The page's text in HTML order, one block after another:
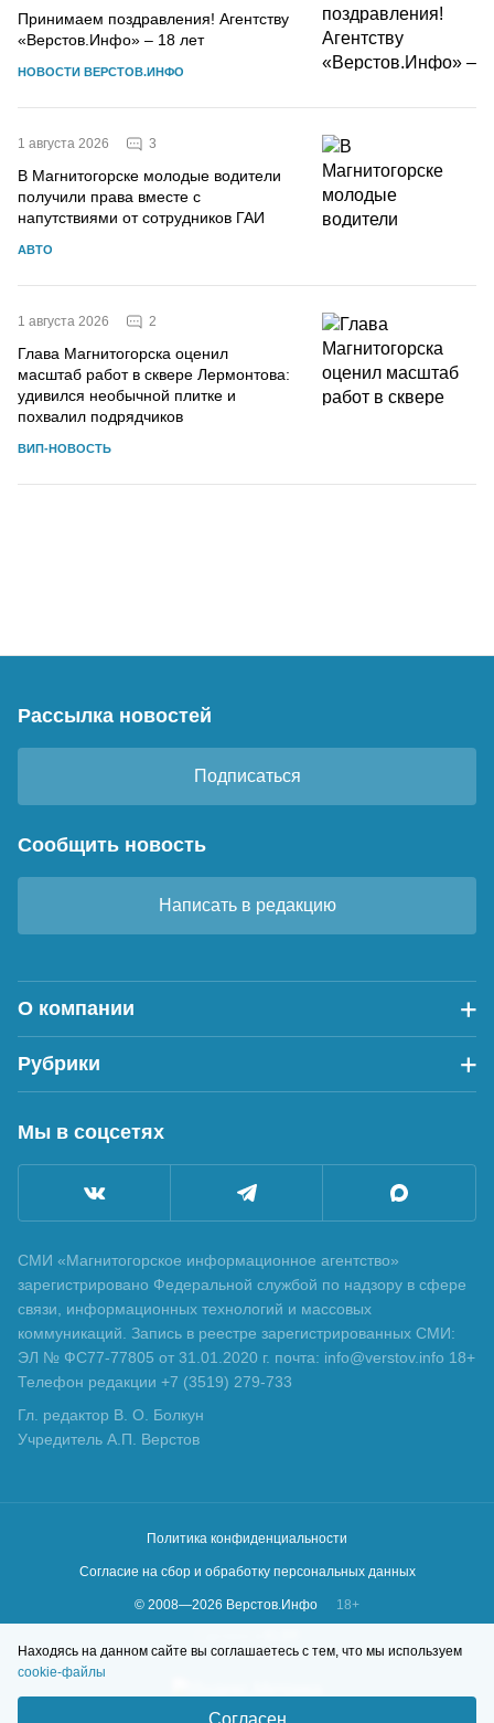
Принимаем поздравления! Агентству
«Верстов.Инфо» – 18 лет
НОВОСТИ ВЕРСТОВ.ИНФО
1 августа 2026 3
В Магнитогорске молодые водители
получили права вместе с
напутствиями от сотрудников ГАИ
АВТО
1 августа 2026 2
Глава Магнитогорска оценил
масштаб работ в сквере Лермонтова:
удивился необычной плитке и
похвалил подрядчиков
ВИП-НОВОСТЬ
Рассылка новостей
Подписаться
Сообщить новость
Написать в редакцию
О компании
Рубрики
Мы в соцсетях
СМИ «Магнитогорское информационное агентство»
зарегистрировано Федеральной службой по надзору в сфере
связи, информационных технологий и массовых
коммуникаций. Запись в реестре зарегистрированных СМИ:
ЭЛ № ФС77-77805 от 31.01.2020 г. почта: info@verstov.info 18+
Телефон редакции +7 (3519) 279-733
Гл. редактор В. О. Болкун
Учредитель А.П. Верстов
Политика конфиденциальности
Согласие на сбор и обработку персональных данных
© 2008—2026 Верстов.Инфо
18+
Находясь на данном сайте вы соглашаетесь с тем, что мы используем
cookie-файлы
Согласен